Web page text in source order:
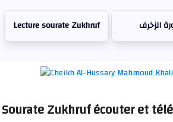
Lecture sourate Zukhruf الزخرف
Sourate Zukhruf écouter et